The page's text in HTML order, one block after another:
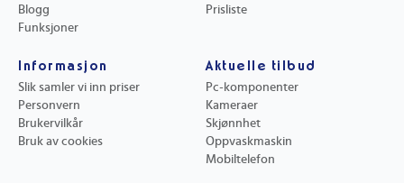
Blogg
Funksjoner
Prisliste
Informasjon
Slik samler vi inn priser
Personvern
Brukervilkår
Bruk av cookies
Aktuelle tilbud
Pc-komponenter
Kameraer
Skjønnhet
Oppvaskmaskin
Mobiltelefon